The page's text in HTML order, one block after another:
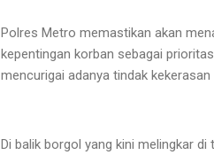
Polres Metro memastikan akan
kepentingan korban sebagai
mencurigai adanya tindak kekerasan
Di balik borgol yang kini melingkar